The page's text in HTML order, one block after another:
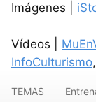
Imágenes |
Vídeos |
InfoCulturismo,
TEMAS